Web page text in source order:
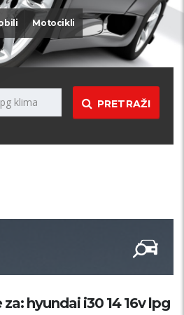
Motocikli
PRETRAŽI
hyundai i30 14 16v lpg